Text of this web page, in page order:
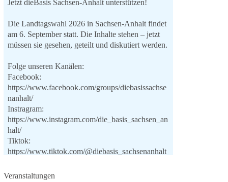
Jetzt dieBasis Sachsen-Anhalt unterstützen!
Die Landtagswahl 2026 in Sachsen-Anhalt findet
am 6. September statt. Die Inhalte stehen – jetzt
müssen sie gesehen, geteilt und diskutiert werden.
Folge unseren Kanälen:
Facebook:
https://www.facebook.com/groups/diebasissachse
nanhalt/
Instragram:
https://www.instagram.com/die_basis_sachsen_an
halt/
Tiktok:
https://www.tiktok.com/@diebasis_sachsenanhalt
Youtube:
Veranstaltungen